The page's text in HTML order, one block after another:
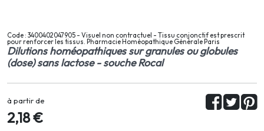
Code : 3400402047905 - Visuel non contractuel - Tissu conjonctif est prescrit
pour renforcer les tissus. Pharmacie Homéopathique Générale Paris
Dilutions homéopathiques sur granules ou globules
(dose) sans lactose - souche Rocal
à partir de
2,18 €